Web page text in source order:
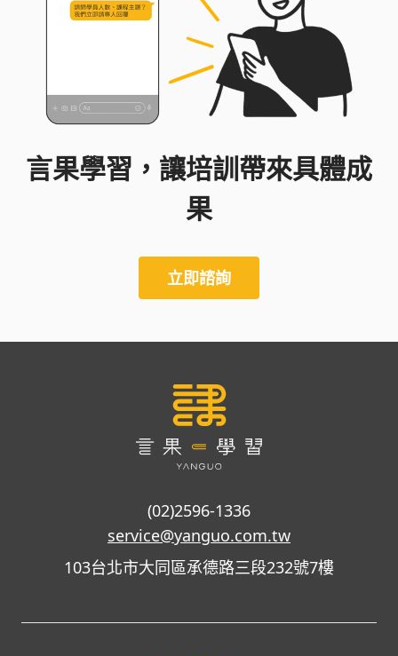
言果學習，讓培訓帶來具體成
果
立即諮詢
(02)2596-1336
service@yanguo.com.tw
103台北市大同區承德路三段232號7樓